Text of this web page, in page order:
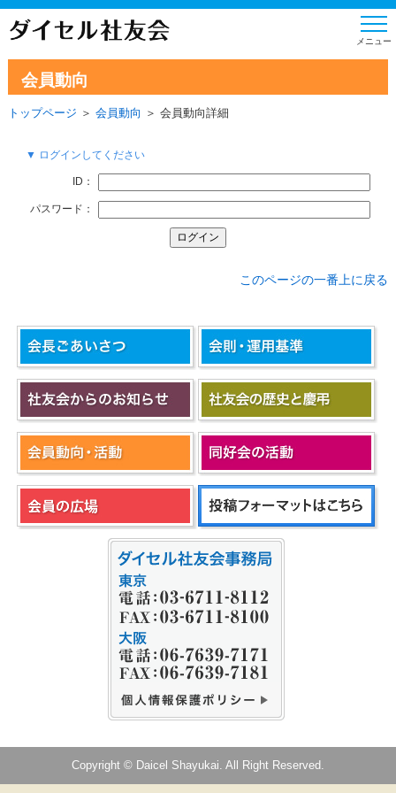
会員動向
トップページ ＞ 会員動向 ＞ 会員動向詳細
▼ ログインしてください
ID：
パスワード：
このページの一番上に戻る
Copyright © Daicel Shayukai. All Right Reserved.